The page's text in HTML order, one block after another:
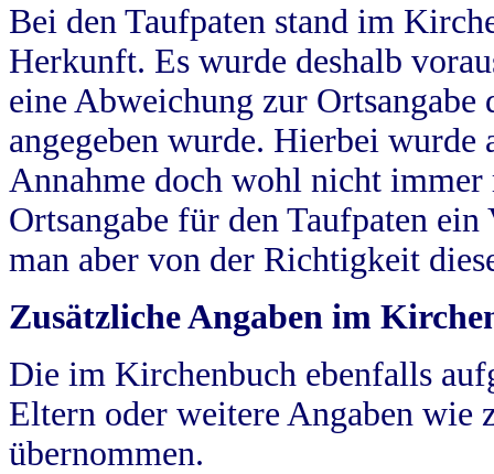
Bei den Taufpaten stand im
Herkunft. Es wurde deshalb
eine Abweichung zur
angegeben wurde. Hierbei wurde
Annahme doch wohl nicht
Ortsangabe für den Taufpaten
man aber von der Richtigkeit
Zusätzliche Angaben im
Die im Kirchenbuch ebenfalls
Eltern oder weitere Angaben wie
übernommen.